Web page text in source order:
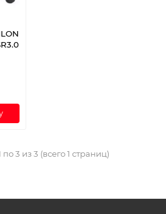
3 из 3 (всего 1 страниц)